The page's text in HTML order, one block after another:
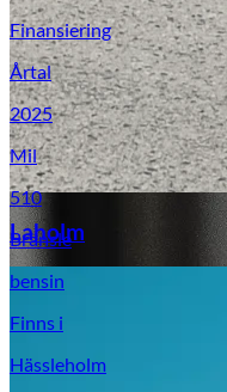
Laholm
Finansiering
Årtal
2025
Mil
510
Bränsle
bensin
Finns i
Hässleholm